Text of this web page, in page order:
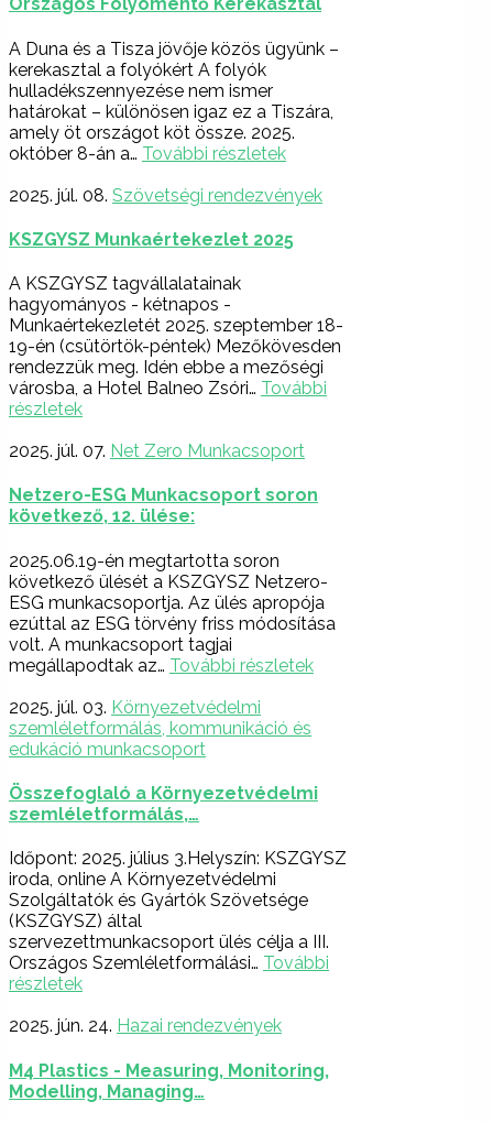
Országos Folyómentő Kerekasztal
A Duna és a Tisza jövője közös ügyünk –
kerekasztal a folyókért A folyók
hulladékszennyezése nem ismer
határokat – különösen igaz ez a Tiszára,
amely öt országot köt össze. 2025.
október 8-án a… További részletek
2025. júl. 08. Szövetségi rendezvények
KSZGYSZ Munkaértekezlet 2025
A KSZGYSZ tagvállalatainak
hagyományos - kétnapos -
Munkaértekezletét 2025. szeptember 18-
19-én (csütörtök-péntek) Mezőkövesden
rendezzük meg. Idén ebbe a mezőségi
városba, a Hotel Balneo Zsóri… További
részletek
2025. júl. 07. Net Zero Munkacsoport
Netzero-ESG Munkacsoport soron
következő, 12. ülése:
2025.06.19-én megtartotta soron
következő ülését a KSZGYSZ Netzero-
ESG munkacsoportja. Az ülés apropója
ezúttal az ESG törvény friss módosítása
volt. A munkacsoport tagjai
megállapodtak az… További részletek
2025. júl. 03. Környezetvédelmi
szemléletformálás, kommunikáció és
edukáció munkacsoport
Összefoglaló a Környezetvédelmi
szemléletformálás,…
Időpont: 2025. július 3.Helyszín: KSZGYSZ
iroda, online A Környezetvédelmi
Szolgáltatók és Gyártók Szövetsége
(KSZGYSZ) által
szervezettmunkacsoport ülés célja a III.
Országos Szemléletformálási… További
részletek
2025. jún. 24. Hazai rendezvények
M4 Plastics - Measuring, Monitoring,
Modelling, Managing…